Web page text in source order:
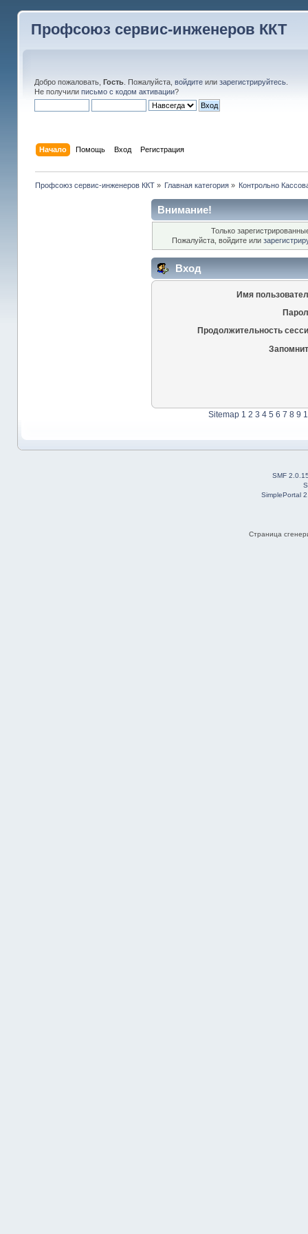
Профсоюз сервис-инженеров ККТ
Добро пожаловать, Гость. Пожалуйста, войдитеили зарегистрируйтесь.
Не получили письмо с кодом активации?
Начало Помощь Вход Регистрация
Профсоюз сервис-инженеров ККТ» Главная категория » Контрольно
Внимание!
Только
Пожалуйста, войдите или
Вход
Имя
Продолжительность
Sitemap 1 2 3 4 5 6 7 8 9
SMF
SimplePortal
Страница